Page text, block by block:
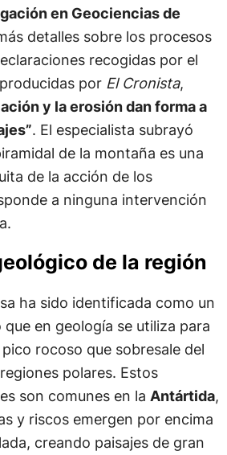
en Geociencias de
detalles sobre los procesos
recogidas por el
porEl Cronista,
y la erosión dan forma a
. El especialista subrayó
de la montaña es una
de la acción de los
a ninguna intervención
de la región
ha sido identificada como un
que en geología se utiliza para
rocoso que sobresale del
polares. Estos
son comunes en la Antártida,
y riscos emergen por encima
creando paisajes de gran